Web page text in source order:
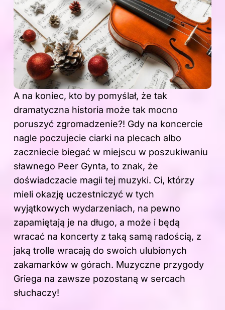
A na koniec, kto by pomyślał, że tak
dramatyczna historia może tak mocno
poruszyć zgromadzenie?! Gdy na koncercie
nagle poczujecie ciarki na plecach albo
zaczniecie biegać w miejscu w poszukiwaniu
sławnego Peer Gynta, to znak, że
doświadczacie magii tej muzyki. Ci, którzy
mieli okazję uczestniczyć w tych
wyjątkowych wydarzeniach, na pewno
zapamiętają je na długo, a może i będą
wracać na koncerty z taką samą radością, z
jaką trolle wracają do swoich ulubionych
zakamarków w górach. Muzyczne przygody
Griega na zawsze pozostaną w sercach
słuchaczy!